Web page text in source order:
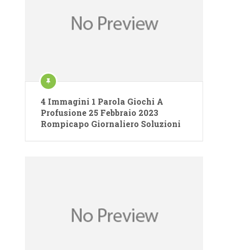
4 Immagini 1 Parola Giochi A
Profusione 25 Febbraio 2023
Rompicapo Giornaliero Soluzioni